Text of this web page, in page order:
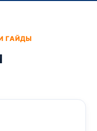
ГАЙДЫ